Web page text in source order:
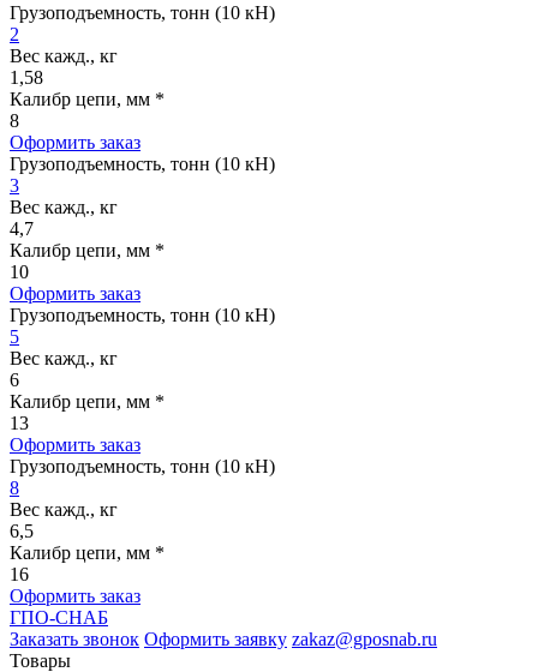
Грузоподъемность, тонн (10 кН)
2
Вес кажд., кг
1,58
Калибр цепи, мм *
8
Оформить заказ
Грузоподъемность, тонн (10 кН)
3
Вес кажд., кг
4,7
Калибр цепи, мм *
10
Оформить заказ
Грузоподъемность, тонн (10 кН)
5
Вес кажд., кг
6
Калибр цепи, мм *
13
Оформить заказ
Грузоподъемность, тонн (10 кН)
8
Вес кажд., кг
6,5
Калибр цепи, мм *
16
Оформить заказ
ГПО-СНАБ
Заказать звонок Оформить заявку zakaz@gposnab.ru
Товары